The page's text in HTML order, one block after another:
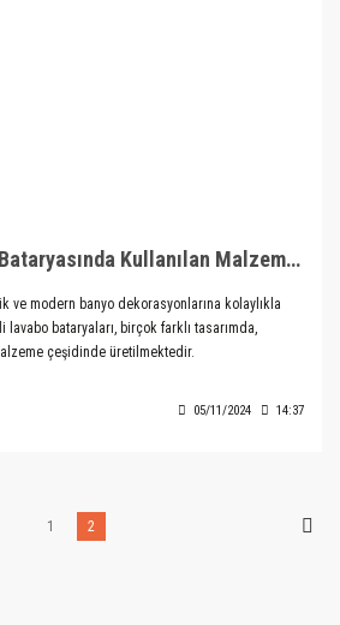
Üç Delikli Lavabo Bataryasında Kullanılan Malzeme Seçenekleri
ve modern banyo dekorasyonlarına kolaylıkla
bataryaları, birçok farklı tasarımda,
çeşidinde üretilmektedir.
05/11/2024 14:37
1 2